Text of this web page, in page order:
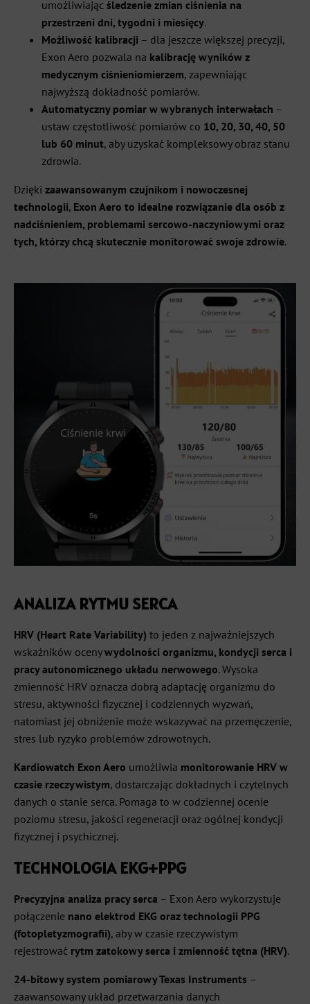
umożliwiając śledzenie zmian ciśnienia na
przestrzeni dni, tygodni i miesięcy.
Możliwość kalibracji – dla jeszcze większej precyzji,
Exon Aero pozwala na kalibrację wyników z
medycznym ciśnieniomierzem, zapewniając
najwyższą dokładność pomiarów.
Automatyczny pomiar w wybranych interwałach –
ustaw częstotliwość pomiarów co 10, 20, 30, 40, 50
lub 60 minut, aby uzyskać kompleksowy obraz stanu
zdrowia.
Dzięki zaawansowanym czujnikom i nowoczesnej
technologii, Exon Aero to idealne rozwiązanie dla osób z
nadciśnieniem, problemami sercowo-naczyniowymi oraz
tych, którzy chcą skutecznie monitorować swoje zdrowie.
ANALIZA RYTMU SERCA
HRV (Heart Rate Variability) to jeden z najważniejszych
wskaźników ocenywydolności organizmu, kondycji serca i
pracy autonomicznego układu nerwowego. Wysoka
zmienność HRV oznacza dobrą adaptację organizmu do
stresu, aktywności fizycznej i codziennych wyzwań,
natomiast jej obniżenie może wskazywać na przemęczenie,
stres lub ryzyko problemów zdrowotnych.
Kardiowatch Exon Aero umożliwia monitorowanie HRV w
czasie rzeczywistym, dostarczając dokładnych i czytelnych
danych o stanie serca. Pomaga to w codziennej ocenie
poziomu stresu, jakości regeneracji oraz ogólnej kondycji
fizycznej i psychicznej.
TECHNOLOGIA EKG+PPG
Precyzyjna analiza pracy serca – Exon Aero wykorzystuje
połączenie nano elektrod EKG oraz technologii PPG
(fotopletyzmografii), aby w czasie rzeczywistym
rejestrować rytm zatokowy serca i zmienność tętna (HRV).
24-bitowy system pomiarowy Texas Instruments –
zaawansowany układ przetwarzania danych